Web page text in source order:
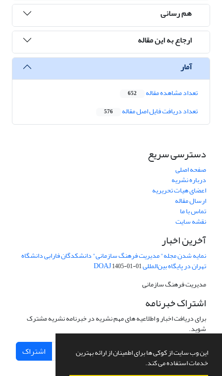
این وب سایت از کوکی ها برای اطمینان از ارائه بهترین
خدمات استفاده می کند.
هم رسانی
ارجاع به این مقاله
آمار
تعداد مشاهده مقاله 652
تعداد دریافت فایل اصل مقاله 576
دسترسی سریع
صفحه اصلی
درباره نشریه
اعضای هیات تحریریه
ارسال مقاله
تماس با ما
نقشه سایت
آخرین اخبار
نمایه شدن مجله" مدیریت فرهنگ سازمانی" دانشکدگان فارابی دانشگاه
تهران در پایگاه بین‌المللی DOAJ1405-01-01
مدیریت فرهنگ سازمانی
اشتراک خبرنامه
برای دریافت اخبار و اطلاعیه های مهم نشریه در خبرنامه نشریه مشترک
شوید.
اشتراک